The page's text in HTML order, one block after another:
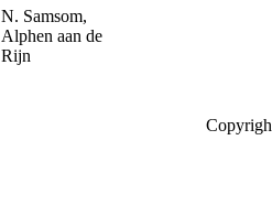
N. Samsom,
Alphen aan de
Rijn